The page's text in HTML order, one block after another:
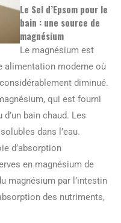
Le Sel d’Epsom pour le
bain : une source de
magnésium
Le magnésium est
alimentation moderne où
diminué.
qui est fourni
d’un bain chaud. Les
dans l’eau.
d’absorption
en magnésium de
magnésium par l’intestin
des nutriments,